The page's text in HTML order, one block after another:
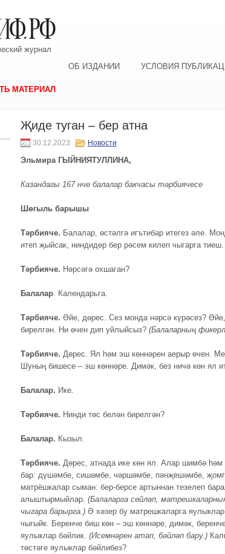
журнал
ОБ ИЗДАНИИ
УСЛОВИЯ
МАТЕРИАЛ
Җиде туган – бер атна
30.12.2023 Новости
Эльмира ГЫЙНИЯТУЛЛИНА,
Казандагы 167 нче балалар бакчасы тәрбиячесе
Шөгыль барышы
Тәрбияче. Балалар, өстәлгә игътибар итегез әле.
итеп җыйсак, ниндидер бер рәсем килеп чыгарга тиеш.
Тәрбияче. Нәрсәгә охшаган?
Балалар. Календарьга.
Тәрбияче. Әйе, дөрес. Сез монда нәрсә күрәсез?
бирелгән. Ни өчен дип уйлыйсыз? (Балаларның
Тәрбияче. Дөрес. Ял һәм эш көннәрен аерыр өчен.
Шуның бишесе – эш көннәре. Димәк, без ничә көн ял
Балалар. Ике.
Тәрбияче. Нинди төс белән бирелгән?
Балалар. Кызыл.
Тәрбияче. Дөрес, атнада ике көн ял. Алар шимбә
бар: дүшәмбе, сишәмбе, чәршәмбе, пәнҗешәмбе,
матрёшкалар сыман: бер-берсе артыннан тезелеп
алыштырмыйлар. (Балаларга сөйләп,
чыгара барырга.) Ә хәзер бу матрешкаларга
чыгыйк. Беренче биш көн – эш көннәре, димәк,
яулыклар бәйлик. (Исемнәрен атап, бәйләп бару.)
төстәге яулыклар бәйлибез?